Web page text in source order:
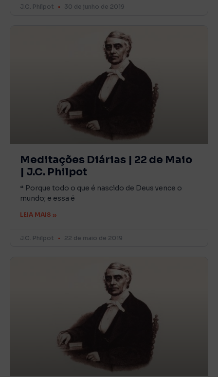
J.C. Philpot 30 de junho de 2019
Meditações Diárias | 22 de Maio
| J.C. Philpot
❝ Porque todo o que é nascido de Deus vence o
mundo; e essa é
LEIA MAIS »
J.C. Philpot 22 de maio de 2019